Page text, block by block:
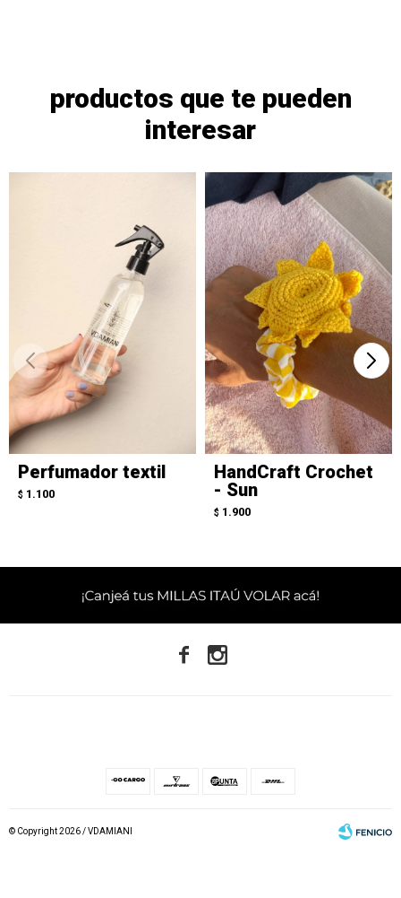
productos que te pueden
interesar
Perfumador textil
$ 1.100
HandCraft Crochet
- Sun
$ 1.900
 
© Copyright 2026 / VDAMIANI